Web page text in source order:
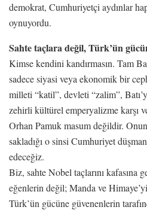
demokrat, Cumhuriyetçi aydınlar
oynuyordu.
Sahte taçlara değil, Türk’ün
Kimse kendini kandırmasın. Tam
sadece siyasi veya ekonomik bir
milleti “katil”, devleti “zalim”,
zehirli kültürel emperyalizme karşı
Orhan Pamuk masum değildir.
sakladığı o sinsi Cumhuriyet
edeceğiz.
Biz, sahte Nobel taçlarını kafasına
eğenlerin değil; Manda ve
Türk’ün gücüne güvenenlerin